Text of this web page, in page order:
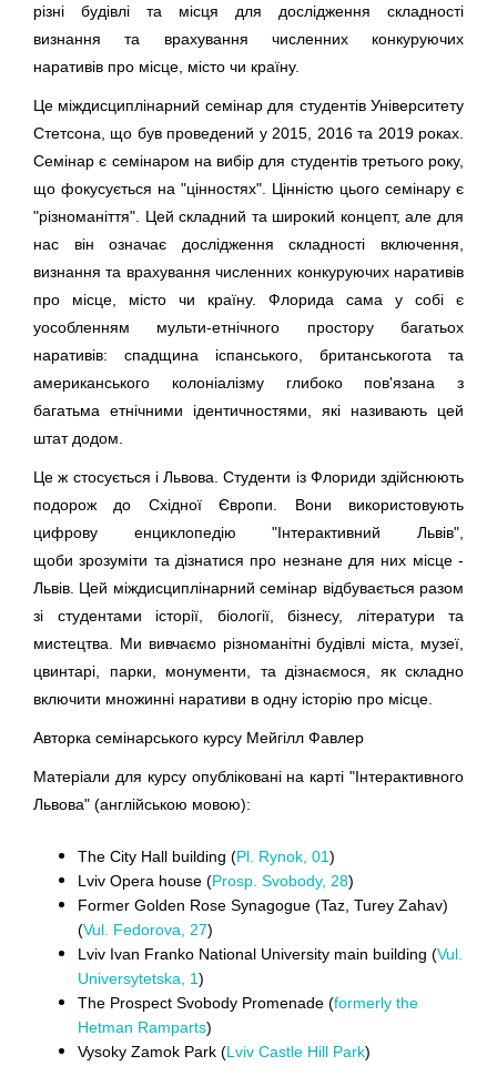
різні будівлі та місця для дослідження складності
визнання та врахування численних конкуруючих
наративів про місце, місто чи країну.
Це міждисциплінарний семінар для студентів Університету
Стетсона, що був проведений у 2015, 2016 та 2019 роках.
Семінар є семінаром на вибір для студентів третього року,
що фокусується на "цінностях". Цінністю цього семінару є
"різноманіття". Цей складний та широкий концепт, але для
нас він означає дослідження складності включення,
визнання та врахування численних конкуруючих наративів
про місце, місто чи країну. Флорида сама у собі є
уособленням мульти-етнічного простору багатьох
наративів: спадщина іспанського, британськогота та
американського колоніалізму глибоко пов'язана з
багатьма етнічними ідентичностями, які називають цей
штат додом.
Це ж стосується і Львова. Студенти із Флориди здійснюють
подорож до Східної Європи. Вони використовують
цифрову енциклопедію "Інтерактивний Львів",
щоби зрозуміти та дізнатися про незнане для них місце -
Львів. Цей міждисциплінарний семінар відбувається разом
зі студентами історії, біології, бізнесу, літератури та
мистецтва. Ми вивчаємо різноманітні будівлі міста, музеї,
цвинтарі, парки, монументи, та дізнаємося, як складно
включити множинні наративи в одну історію про місце.
Авторка семінарського курсу Мейгілл Фавлер
Матеріали для курсу опубліковані на карті "Інтерактивного
Львова" (англійською мовою):
The City Hall building (Pl. Rynok, 01)
Lviv Opera house (Prosp. Svobody, 28)
Former Golden Rose Synagogue (Taz, Turey Zahav)
(Vul. Fedorova, 27)
Lviv Ivan Franko National University main building (Vul.
Universytetska, 1)
The Prospect Svobody Promenade (formerly the
Hetman Ramparts)
Vysoky Zamok Park (Lviv Castle Hill Park)